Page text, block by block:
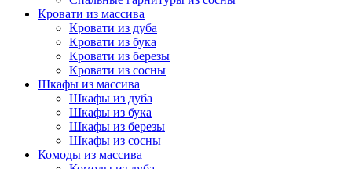
Кровати из массива
Кровати из дуба
Кровати из бука
Кровати из березы
Кровати из сосны
Шкафы из массива
Шкафы из дуба
Шкафы из бука
Шкафы из березы
Шкафы из сосны
Комоды из массива